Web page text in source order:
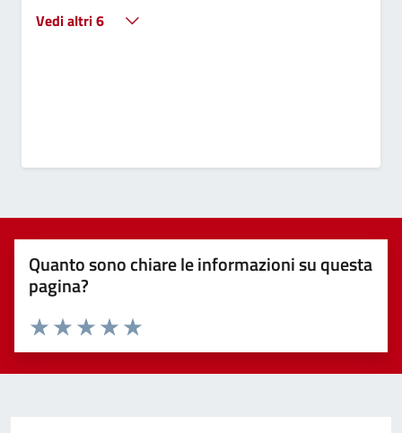
Vedi altri 6
Quanto sono chiare le informazioni su questa
pagina?
Valuta 5 stelle su 5
Valuta 4 stelle su 5
Valuta 3 stelle su 5
Valuta 2 stelle su 5
Valuta 1 stelle su 5